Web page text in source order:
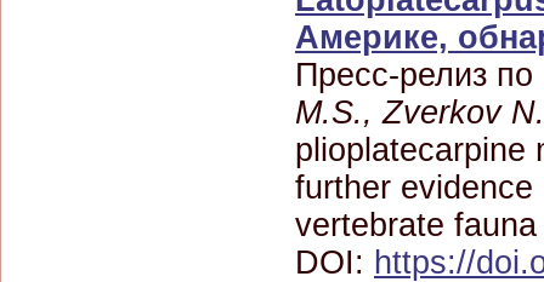
Америке,
Пресс-релиз по
M.S., Zverkov
plioplatecarpine
further evidence
vertebrate
DOI: https://